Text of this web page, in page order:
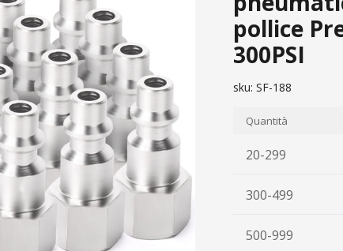
pollice
300PSI
sku: SF-188
Quantità
20-299
300-499
500-999